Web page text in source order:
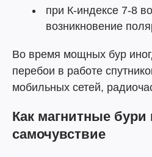
при К-индексе 7-8
возникновение
Во время мощных бур
перебои в работе
мобильных сетей,
Как магнитные
самочувствие